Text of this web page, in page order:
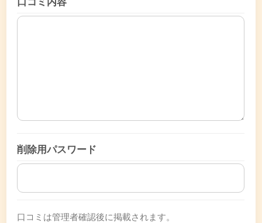
削除用パスワード
口コミは管理者確認後に掲載されます。